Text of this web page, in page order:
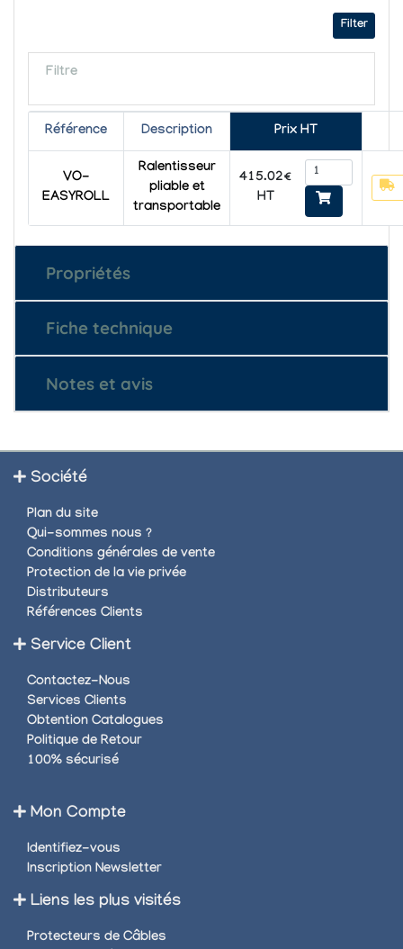
Filter
Filtre
Référence Description Prix HT
VO-
EASYROLL
Ralentisseur
pliable et
transportable
415.02€
HT
Propriétés
Fiche technique
Notes et avis
Société
Plan du site
Qui-sommes nous ?
Conditions générales de vente
Protection de la vie privée
Distributeurs
Références Clients
Service Client
Contactez-Nous
Services Clients
Obtention Catalogues
Politique de Retour
100% sécurisé
Mon Compte
Identifiez-vous
Inscription Newsletter
Liens les plus visités
Protecteurs de Câbles